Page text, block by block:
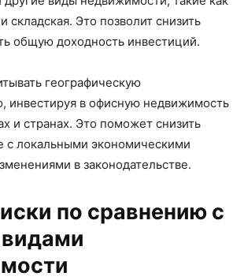
складская. Это позволит снизить
общую доходность инвестиций.
географическую
инвестируя в офисную недвижимость
и странах. Это поможет снизить
с локальными экономическими
в законодательстве.
по сравнению с